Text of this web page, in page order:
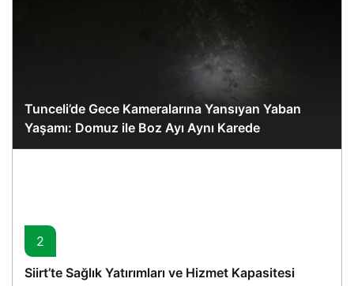
Tunceli’de Gece Kameralarına Yansıyan Yaban
Yaşamı: Domuz ile Boz Ayı Aynı Karede
2
Siirt’te Sağlık Yatırımları ve Hizmet Kapasitesi